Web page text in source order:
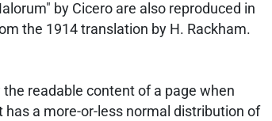
by Cicero are also reproduced in
the 1914 translation by H. Rackham.
readable content of a page when
a more-or-less normal distribution of